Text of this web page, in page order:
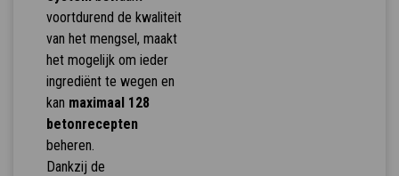
voortdurend de kwaliteit
van het mengsel, maakt
het mogelijk om ieder
ingrediënt te wegen en
kan maximaal 128
betonrecepten
beheren.
Dankzij de